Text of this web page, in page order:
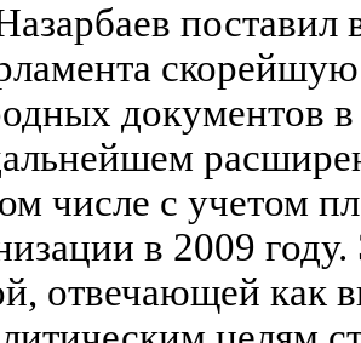
поставил
документов в
числе с учетом
в 2009
отвечающей как